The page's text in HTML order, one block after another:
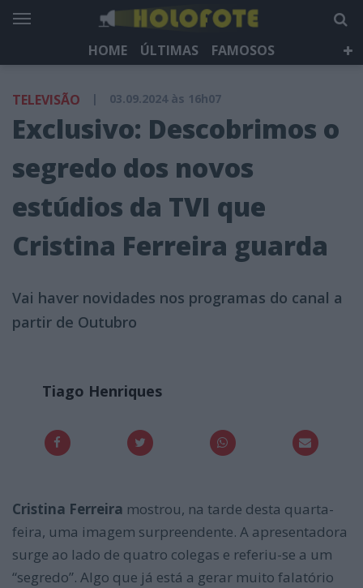
HOME ÚLTIMAS
FAMOSOS
HOLOFOTE TV
NEWSLETTER
TELEVISÃO | 03.09.2024 às 16h07
Exclusivo: Descobrimos o
segredo dos novos
estúdios da TVI que
Cristina Ferreira guarda
Vai haver novidades nos programas do canal a
partir de Outubro
Tiago Henriques
Cristina Ferreira mostrou, na tarde desta quarta-
feira, uma imagem surpreendente. A apresentadora
surge ao lado de quatro colegas e referiu-se a um
“segredo”. Algo que já está a gerar muito falatório